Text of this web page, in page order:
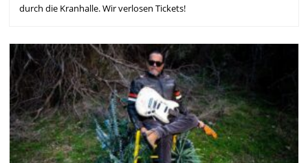
durch die Kranhalle. Wir verlosen Tickets!